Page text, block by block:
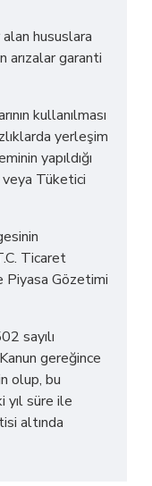
hususlara
arızalar garanti
kullanılması
yerleşim
yapıldığı
Tüketici
Ticaret
Piyasa Gözetimi
sayılı
gereğince
olup, bu
yıl süre ile
altında